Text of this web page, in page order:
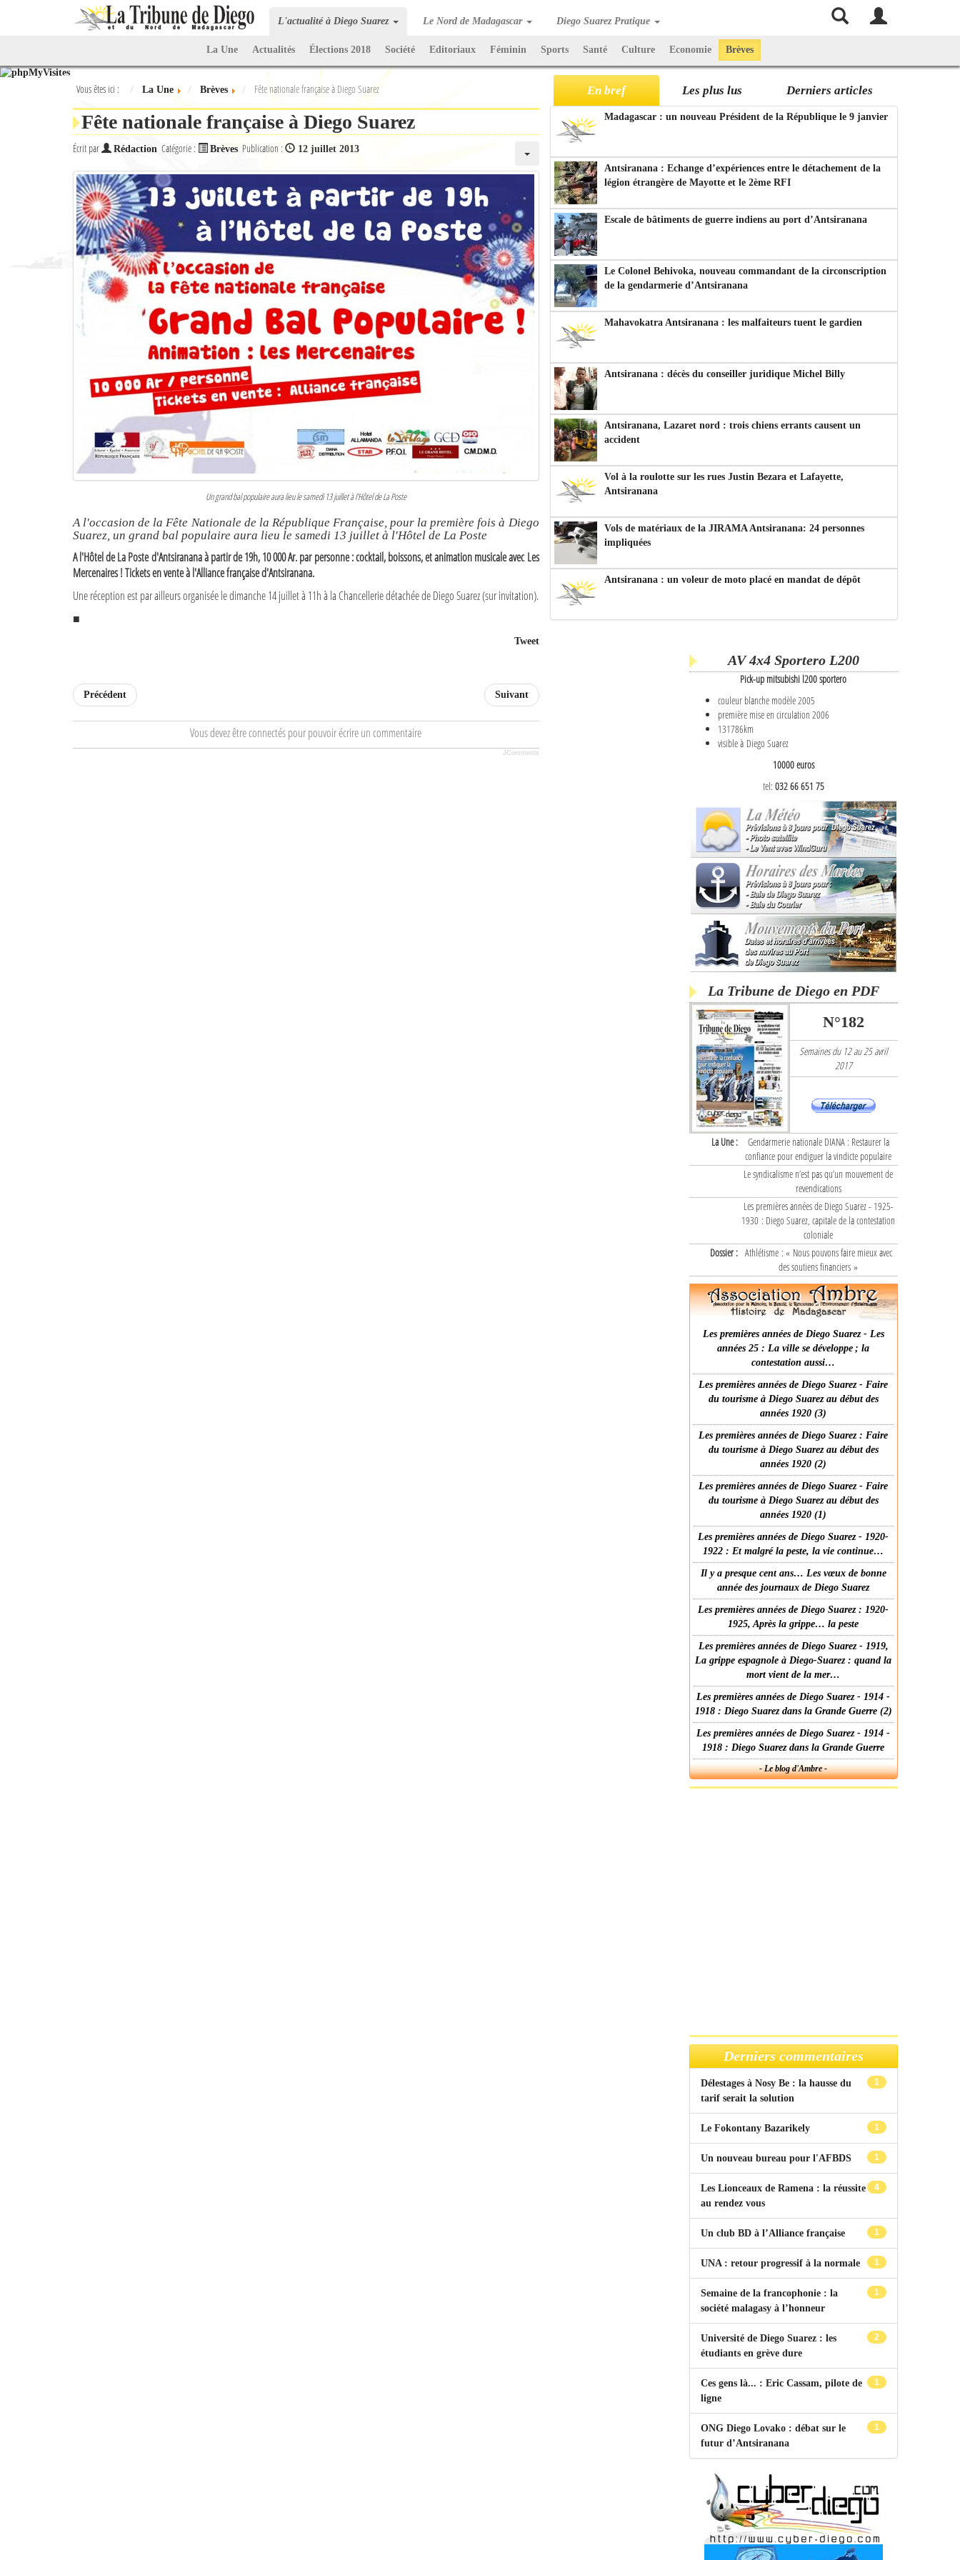
L'actualité à Diego Suarez Le Nord de Madagascar Diego Suarez Pratique
La Une Actualités Élections 2018 Société Editoriaux Féminin Sports Santé Culture Economie Brèves
Vous êtes ici : La Une Brèves Fête nationale française à Diego Suarez
Fête nationale française à Diego Suarez
Écrit par Rédaction Catégorie : Brèves Publication : 12 juillet 2013
Un grand bal populaire aura lieu le samedi 13 juillet à l'Hôtel de La Poste
A l'occasion de la Fête Nationale de la République Française, pour la première fois à Diego
Suarez, un grand bal populaire aura lieu le samedi 13 juillet à l'Hôtel de La Poste
A l'Hôtel de La Poste d'Antsiranana à partir de 19h, 10 000 Ar. par personne : cocktail, boissons, et animation musicale avec Les
Mercenaires ! Tickets en vente à l'Alliance française d'Antsiranana.
Une réception est par ailleurs organisée le dimanche 14 juillet à 11h à la Chancellerie détachée de Diego Suarez (sur invitation).
■
Tweet
Précédent Suivant
Vous devez être connectés pour pouvoir écrire un commentaire
JComments
En bref Les plus lus Derniers articles
Madagascar : un nouveau Président de la République le 9 janvier
Antsiranana : Echange d’expériences entre le détachement de la
légion étrangère de Mayotte et le 2ème RFI
Escale de bâtiments de guerre indiens au port d’Antsiranana
Le Colonel Behivoka, nouveau commandant de la circonscription
de la gendarmerie d’Antsiranana
Mahavokatra Antsiranana : les malfaiteurs tuent le gardien
Antsiranana : décès du conseiller juridique Michel Billy
Antsiranana, Lazaret nord : trois chiens errants causent un
accident
Vol à la roulotte sur les rues Justin Bezara et Lafayette,
Antsiranana
Vols de matériaux de la JIRAMA Antsiranana: 24 personnes
impliquées
Antsiranana : un voleur de moto placé en mandat de dépôt
AV 4x4 Sportero L200
Pick-up mitsubishi l200 sportero
couleur blanche modèle 2005
première mise en circulation 2006
131786km
visible à Diego Suarez
10000 euros
tel: 032 66 651 75
La Tribune de Diego en PDF
N°182
Semaines du 12 au 25 avril
2017
La Une :
Gendarmerie nationale DIANA : Restaurer la
confiance pour endiguer la vindicte populaire
Le syndicalisme n’est pas qu’un mouvement de
revendications
Les premières années de Diego Suarez - 1925-
1930 : Diego Suarez, capitale de la contestation
coloniale
Dossier : Athlétisme : « Nous pouvons faire mieux avec
des soutiens financiers »
Les premières années de Diego Suarez - Les
années 25 : La ville se développe ; la
contestation aussi…
Les premières années de Diego Suarez - Faire
du tourisme à Diego Suarez au début des
années 1920 (3)
Les premières années de Diego Suarez : Faire
du tourisme à Diego Suarez au début des
années 1920 (2)
Les premières années de Diego Suarez - Faire
du tourisme à Diego Suarez au début des
années 1920 (1)
Les premières années de Diego Suarez - 1920-
1922 : Et malgré la peste, la vie continue…
Il y a presque cent ans… Les vœux de bonne
année des journaux de Diego Suarez
Les premières années de Diego Suarez : 1920-
1925, Après la grippe… la peste
Les premières années de Diego Suarez - 1919,
La grippe espagnole à Diego-Suarez : quand la
mort vient de la mer…
Les premières années de Diego Suarez - 1914 -
1918 : Diego Suarez dans la Grande Guerre (2)
Les premières années de Diego Suarez - 1914 -
1918 : Diego Suarez dans la Grande Guerre
- Le blog d'Ambre -
Derniers commentaires
1
Délestages à Nosy Be : la hausse du
tarif serait la solution
1
Le Fokontany Bazarikely
1
Un nouveau bureau pour l'AFBDS
4
Les Lionceaux de Ramena : la réussite
au rendez vous
1
Un club BD à l’Alliance française
1
UNA : retour progressif à la normale
1
Semaine de la francophonie : la
société malagasy à l’honneur
2
Université de Diego Suarez : les
étudiants en grève dure
1
Ces gens là... : Eric Cassam, pilote de
ligne
1
ONG Diego Lovako : débat sur le
futur d’Antsiranana